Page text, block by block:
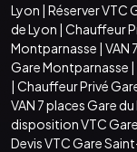
Lyon | Réserver VTC
de Lyon | Chauffeur
Montparnasse | VAN
Gare Montparnasse |
| Chauffeur Privé
VAN 7 places Gare
disposition VTC
Devis VTC Gare